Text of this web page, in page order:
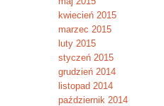
kwiecień 2015
marzec 2015
luty 2015
styczeń 2015
grudzień 2014
listopad 2014
październik 2014